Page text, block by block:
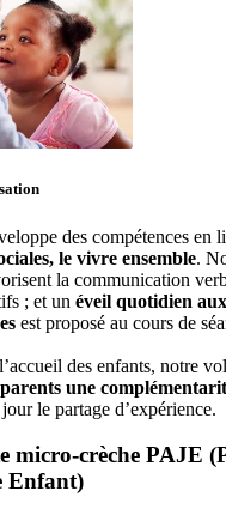
des compétences en
le vivre ensemble.
la communication
; et un éveil quotidien aux
est proposé au cours de
des enfants, notre
une
le partage d’expérience.
micro-crèche PAJE
Enfant)